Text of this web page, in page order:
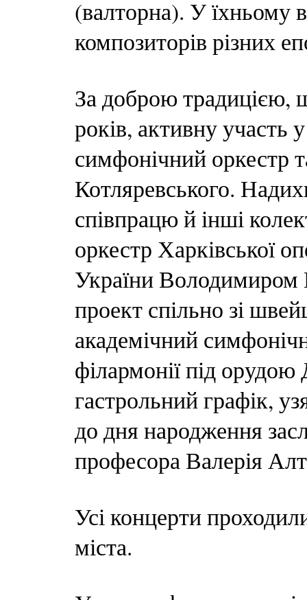
(валторна). У їхньому
композиторів різних
За доброю традицією,
років, активну участь
симфонічний оркестр
Котляревського.
співпрацю й інші
оркестр Харківської
України Володимиром
проект спільно зі
академічний
філармонії під
гастрольний графік,
до дня народження
професора Валерія
Усі концерти
міста.